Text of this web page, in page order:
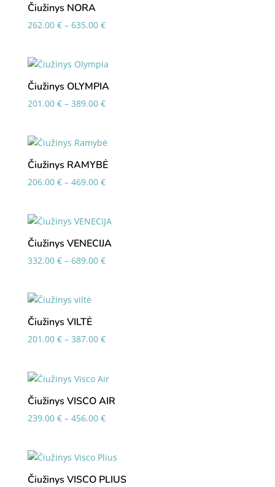
Čiužinys NORA
262.00 € – 635.00 €Price
through
635.00 €
Čiužinys OLYMPIA
201.00 € – 389.00 €Price
through
389.00 €
Čiužinys RAMYBĖ
206.00 € – 469.00 €Price
through
469.00 €
Čiužinys VENECIJA
332.00 € – 689.00 €Price
Čiužinys VILTĖ
201.00 € – 387.00 €Price
through
387.00 €
Čiužinys VISCO AIR
239.00 € – 456.00 €Price
through
456.00 €
Čiužinys VISCO PLIUS